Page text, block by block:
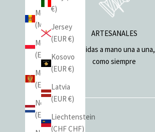
Moldova
(MDL L)
Monaco
(EUR €)
Montenegro
(EUR €)
Netherlands
(EUR €)
€)
Jersey
(EUR €)
Kosovo
(EUR €)
Latvia
(EUR €)
Liechtenstein
(CHF CHF)
ARTESANALES
Cosidas a mano una a una,
como siempre